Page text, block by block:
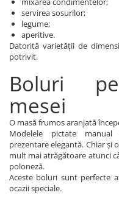
servirea sosurilor;
legume;
aperitive.
Datorită varietății de
potrivit.
Boluri
mesei
O masă frumos aranjată
Modelele pictate
prezentare elegantă. Chiar și
mult mai atrăgătoare atunci
poloneză.
Aceste boluri sunt perfecte
ocazii speciale.